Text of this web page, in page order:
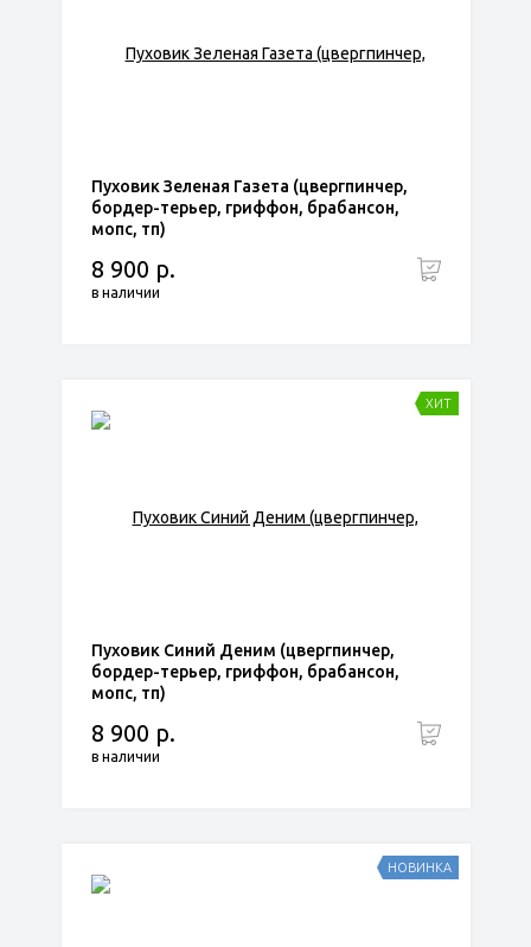
Пуховик Зеленая Газета (цвергпинчер,
бордер-терьер, гриффон, брабансон,
мопс, тп)
8 900 р.
в наличии
Пуховик Синий Деним (цвергпинчер,
бордер-терьер, гриффон, брабансон,
мопс, тп)
8 900 р.
в наличии
ХИТ
НОВИНКА